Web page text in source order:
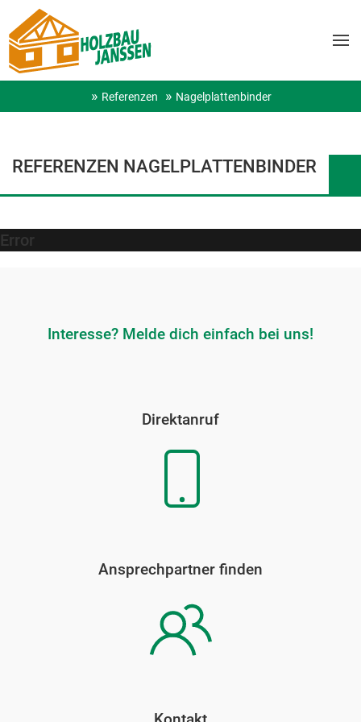
Referenzen Nagelplattenbinder
REFERENZEN NAGELPLATTENBINDER
Error
Interesse? Melde dich einfach bei uns!
Direktanruf
Ansprechpartner finden